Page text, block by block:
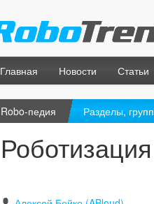
Главная Новости Статьи
Robo-педия Разделы,